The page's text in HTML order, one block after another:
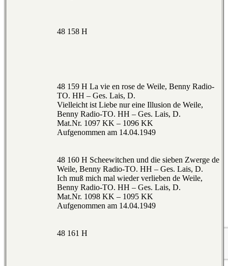
48 158 H
48 159 H La vie en rose de Weile, Benny Radio-
TO. HH – Ges. Lais, D.
Vielleicht ist Liebe nur eine Illusion de Weile,
Benny Radio-TO. HH – Ges. Lais, D.
Mat.Nr. 1097 KK – 1096 KK
Aufgenommen am 14.04.1949
48 160 H Scheewitchen und die sieben Zwerge de
Weile, Benny Radio-TO. HH – Ges. Lais, D.
Ich muß mich mal wieder verlieben de Weile,
Benny Radio-TO. HH – Ges. Lais, D.
Mat.Nr. 1098 KK – 1095 KK
Aufgenommen am 14.04.1949
48 161 H